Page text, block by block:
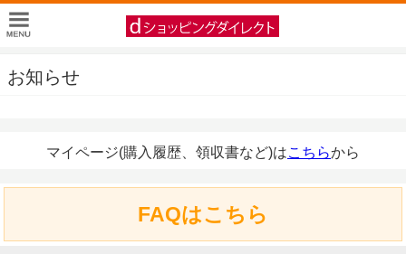
お知らせ
マイページ(購入履歴、領収書など)はこちらから
FAQはこちら